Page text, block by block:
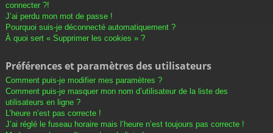
connecter ?!
J’ai perdu mon mot de passe !
Pourquoi suis-je déconnecté automatiquement ?
À quoi sert « Supprimer les cookies » ?
Préférences et paramètres des utilisateurs
Comment puis-je modifier mes paramètres ?
Comment puis-je masquer mon nom d’utilisateur de la liste des
utilisateurs en ligne ?
L’heure n’est pas correcte !
J’ai réglé le fuseau horaire mais l’heure n’est toujours pas correcte !